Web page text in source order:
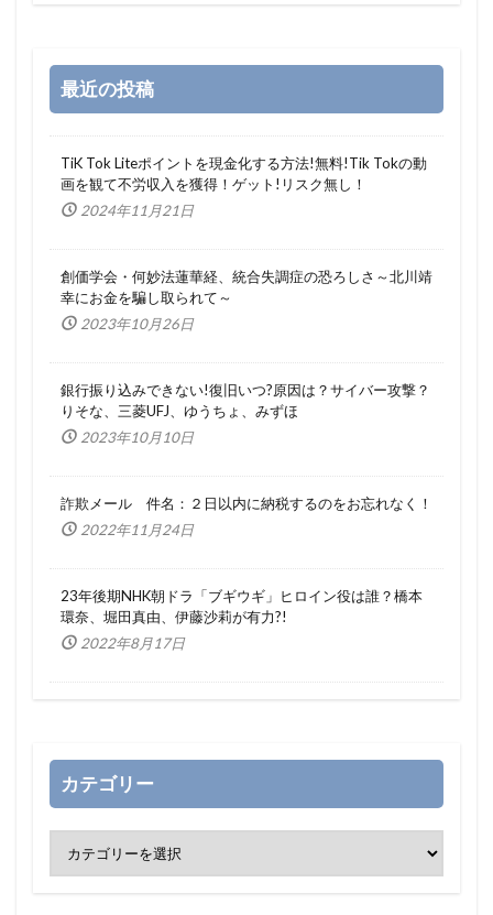
最近の投稿
TiK Tok Liteポイントを現金化する方法!無料!Tik Tokの動
画を観て不労収入を獲得！ゲット!リスク無し！
2024年11月21日
創価学会・何妙法蓮華経、統合失調症の恐ろしさ～北川靖
幸にお金を騙し取られて～
2023年10月26日
銀行振り込みできない!復旧いつ?原因は？サイバー攻撃？
りそな、三菱UFJ、ゆうちょ、みずほ
2023年10月10日
詐欺メール 件名：２日以内に納税するのをお忘れなく！
2022年11月24日
23年後期NHK朝ドラ「ブギウギ」ヒロイン役は誰？橋本
環奈、堀田真由、伊藤沙莉が有力?!
2022年8月17日
カテゴリー